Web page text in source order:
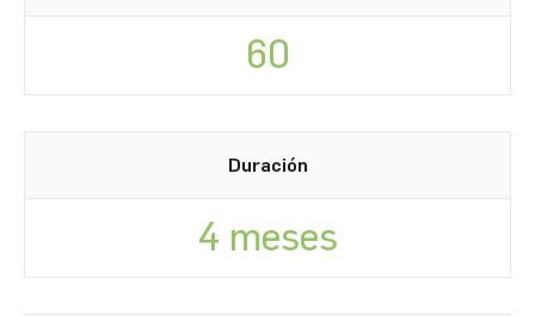
60
Duración
4 meses